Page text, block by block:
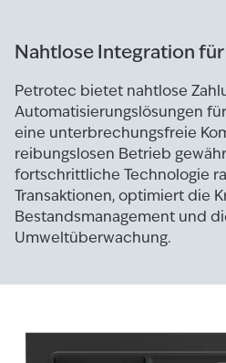
Nahtlose Integration
Petrotec bietet nahtlose
Automatisierungslösungen
eine unterbrechungsfreie
reibungslosen Betrieb
fortschrittliche Technologie
Transaktionen, optimiert die
Bestandsmanagement und
Umweltüberwachung.